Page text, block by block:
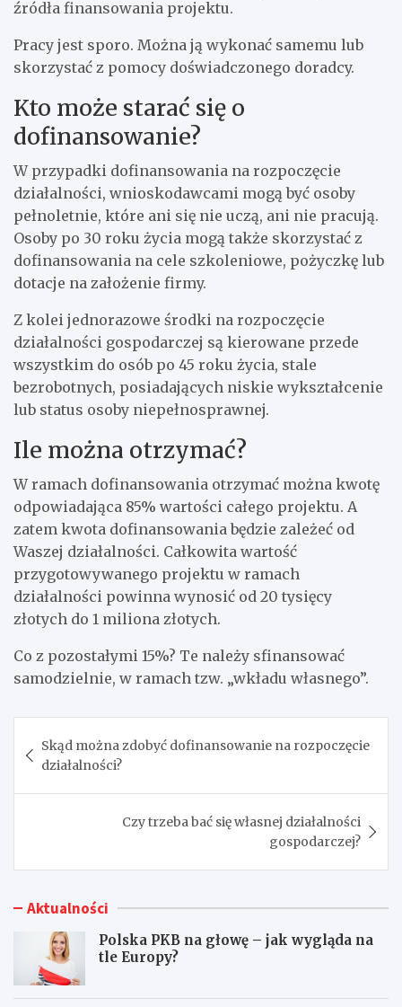
źródła finansowania projektu.
Pracy jest sporo. Można ją wykonać samemu lub
skorzystać z pomocy doświadczonego doradcy.
Kto może starać się o
dofinansowanie?
W przypadki dofinansowania na rozpoczęcie
działalności, wnioskodawcami mogą być osoby
pełnoletnie, które ani się nie uczą, ani nie pracują.
Osoby po 30 roku życia mogą także skorzystać z
dofinansowania na cele szkoleniowe, pożyczkę lub
dotacje na założenie firmy.
Z kolei jednorazowe środki na rozpoczęcie
działalności gospodarczej są kierowane przede
wszystkim do osób po 45 roku życia, stale
bezrobotnych, posiadających niskie wykształcenie
lub status osoby niepełnosprawnej.
Ile można otrzymać?
W ramach dofinansowania otrzymać można kwotę
odpowiadająca 85% wartości całego projektu. A
zatem kwota dofinansowania będzie zależeć od
Waszej działalności. Całkowita wartość
przygotowywanego projektu w ramach
działalności powinna wynosić od 20 tysięcy
złotych do 1 miliona złotych.
Co z pozostałymi 15%? Te należy sfinansować
samodzielnie, w ramach tzw. „wkładu własnego”.
wpisu
Skąd można zdobyć dofinansowanie na rozpoczęcie
działalności?
Czy trzeba bać się własnej działalności
gospodarczej?
Aktualności
Polska PKB na głowę – jak wygląda na
tle Europy?